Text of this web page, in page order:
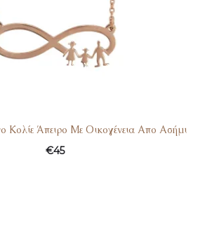
Κολίε Άπειρο Με Οικογένεια Απο Ασήμι
€45